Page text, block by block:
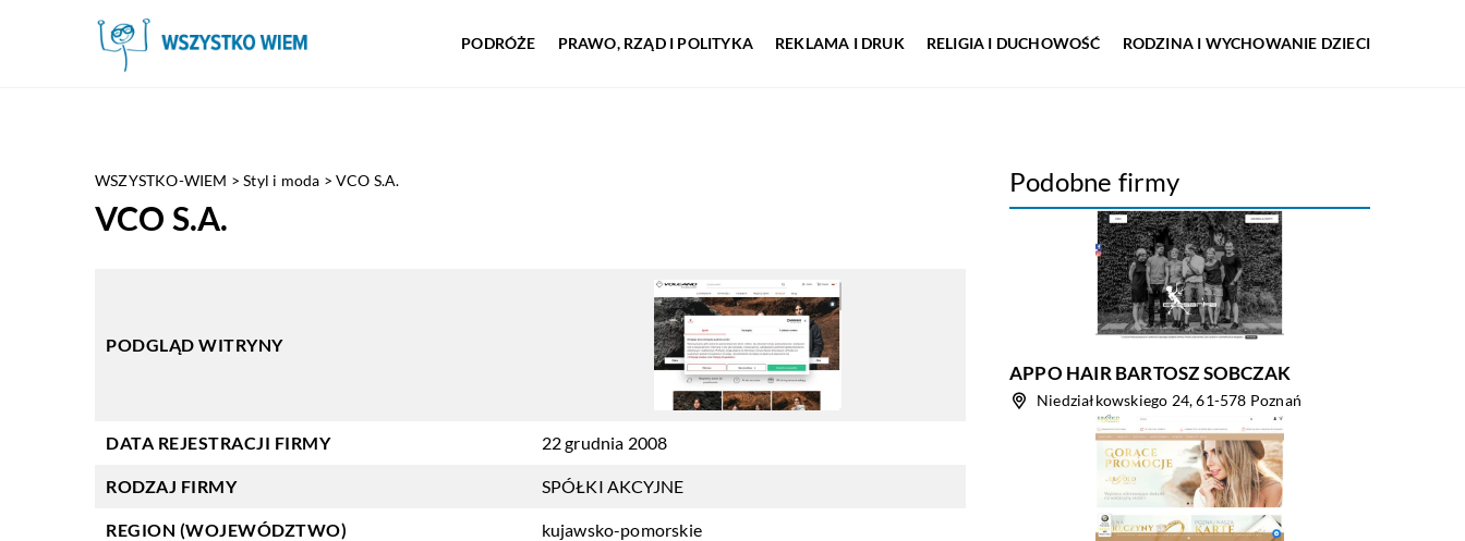
PODRÓŻE PRAWO, RZĄD I POLITYKA REKLAMA I DRUK RELIGIA I DUCHOWOŚĆ RODZINA I WYCHOWANIE DZIECI
WSZYSTKO-WIEM >Styl i moda >VCO S.A.
VCO S.A.
PODGLĄD WITRYNY
DATA REJESTRACJI FIRMY 22 grudnia 2008
RODZAJ FIRMY SPÓŁKI AKCYJNE
REGION (WOJEWÓDZTWO) kujawsko-pomorskie
Podobne firmy
APPO HAIR BARTOSZ SOBCZAK
Niedziałkowskiego 24, 61-578 Poznań